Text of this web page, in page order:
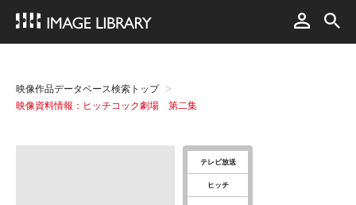
映像作品データベース検索トップ
映像資料情報：ヒッチコック劇場 第二集
テレビ放送
ヒッチ